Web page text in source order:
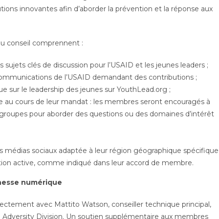
innovantes afin d’aborder la prévention et la réponse aux
conseil comprennent :
clés de discussion pour l’USAID et les jeunes leaders ;
de l’USAID demandant des contributions ;
sur le leadership des jeunes sur YouthLead.org ;
cours de leur mandat : les membres seront encouragés à
pour aborder des questions ou des domaines d’intérêt
sociaux adaptée à leur région géographique
active, comme indiqué dans leur accord de membre.
numérique
avec Mattito Watson, conseiller technique principal,
Division. Un soutien supplémentaire aux membres